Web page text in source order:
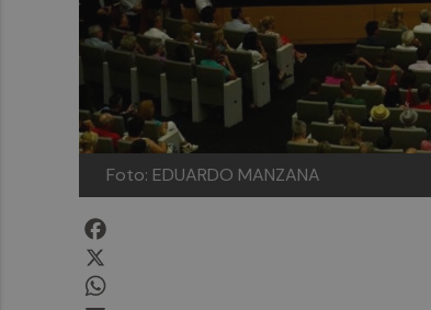
Foto: EDUARDO MANZANA